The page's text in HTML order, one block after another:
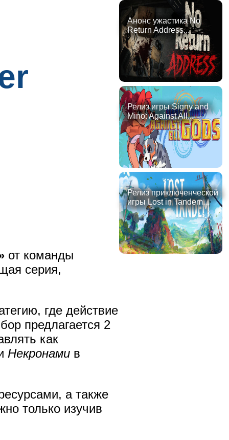
от команды
серия,
где действие
предлагается 2
как
Некронами в
а также
только изучив
Анонс ужастика No
Return Address...
Релиз игры Signy and
Mino: Against All...
Релиз приключенческой
игры Lost in Tandem...